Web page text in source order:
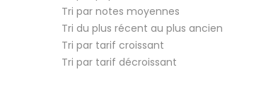
Tri par notes moyennes
Tri du plus récent au plus ancien
Tri par tarif croissant
Tri par tarif décroissant